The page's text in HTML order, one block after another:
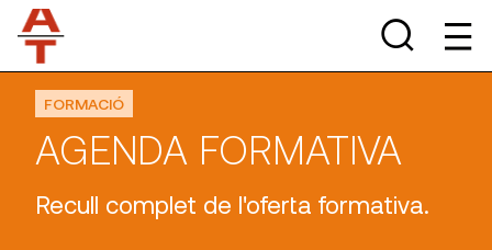
FORMACIÓ
AGENDA FORMATIVA
Recull complet de l'oferta formativa.